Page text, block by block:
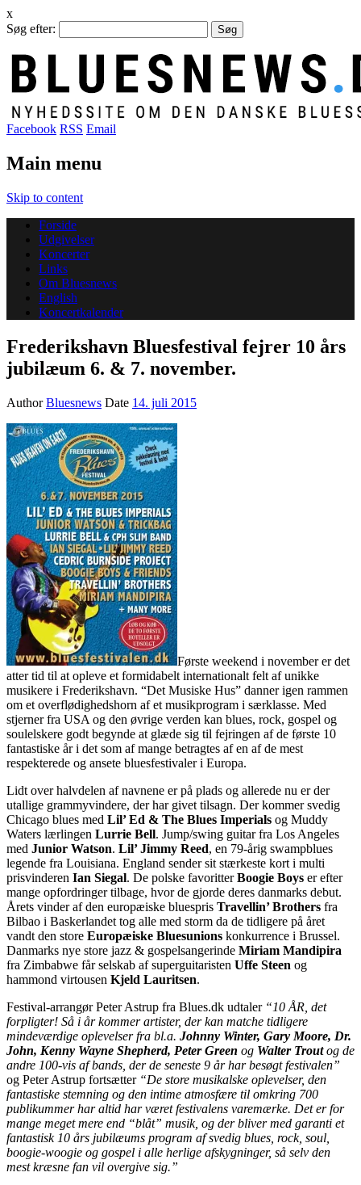
x
Søg efter:
Facebook RSS Email
Main menu
Skip to content
Forside
Udgivelser
Koncerter
Links
Om Bluesnews
English
Koncertkalender
Frederikshavn Bluesfestival fejrer 10 års
jubilæum 6. & 7. november.
AuthorBluesnews Date 14. juli 2015
Første weekend i november er det
atter tid til at opleve et formidabelt internationalt felt af unikke
musikere i Frederikshavn. “Det Musiske Hus” danner igen rammen
om et overflødighedshorn af et musikprogram i særklasse. Med
stjerner fra USA og den øvrige verden kan blues, rock, gospel og
soulelskere godt begynde at glæde sig til fejringen af de første 10
fantastiske år i det som af mange betragtes af en af de mest
respekterede og ansete bluesfestivaler i Europa.
Lidt over halvdelen af navnene er på plads og allerede nu er der
utallige grammyvindere, der har givet tilsagn. Der kommer svedig
Chicago blues med Lil’ Ed & The Blues Imperials og Muddy
Waters lærlingen Lurrie Bell. Jump/swing guitar fra Los Angeles
med Junior Watson. Lil’ Jimmy Reed, en 79-årig swampblues
legende fra Louisiana. England sender sit stærkeste kort i multi
prisvinderen Ian Siegal. De polske favoritterBoogie Boys er efter
mange opfordringer tilbage, hvor de gjorde deres danmarks debut.
Årets vinder af den europæiske bluespris Travellin’ Brothers fra
Bilbao i Baskerlandet tog alle med storm da de tidligere på året
vandt den store Europæiske Bluesunions konkurrence i Brussel.
Danmarks nye store jazz & gospelsangerinde Miriam Mandipira
fra Zimbabwe får selskab af superguitaristen Uffe Steen og
hammond virtousen Kjeld Lauritsen.
Festival-arrangør Peter Astrup fra Blues.dk udtaler “10 ÅR, det
forpligter! Så i år kommer artister, der kan matche tidligere
mindeværdige oplevelser fra bl.a. Johnny Winter, Gary Moore, Dr.
John, Kenny Wayne Shepherd, Peter Green og Walter Troutog de
andre 100-vis af bands, der de seneste 9 år har besøgt festivalen”
og Peter Astrup fortsætter “De store musikalske oplevelser, den
fantastiske stemning og den intime atmosfære til omkring 700
publikummer har altid har været festivalens varemærke. Det er for
mange meget mere end “blåt” musik, og der bliver med garanti et
fantastisk 10 års jubilæums program af svedig blues, rock, soul,
boogie-woogie og gospel i alle herlige afskygninger, så selv den
mest kræsne fan vil overgive sig.”